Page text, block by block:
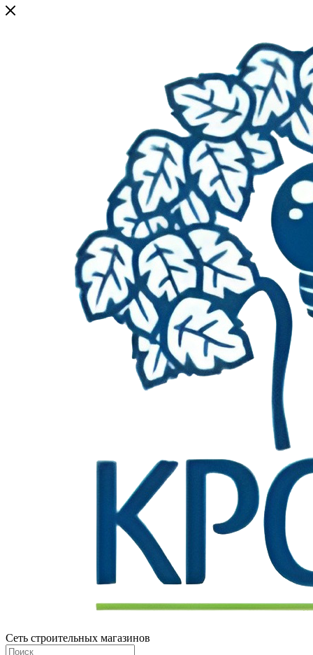
Сеть строительных магазинов